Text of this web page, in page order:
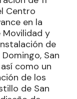
Centro
en la
Movilidad y
de
San
como un
de los
de San